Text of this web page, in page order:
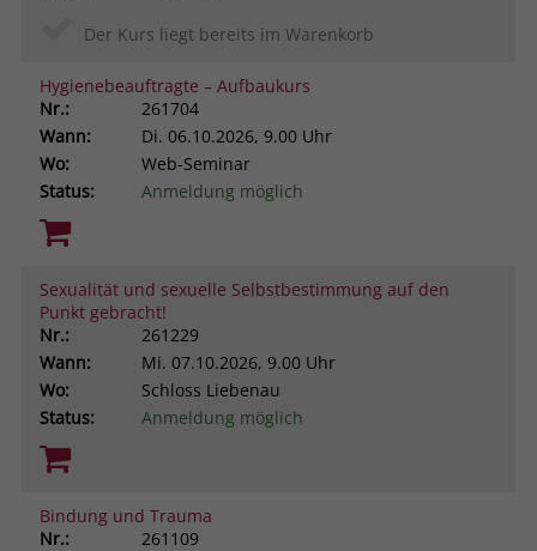
Der Kurs liegt bereits im Warenkorb
Hygienebeauftragte – Aufbaukurs
Nr.:
261704
Wann:
Di. 06.10.2026, 9.00 Uhr
Wo:
Web-Seminar
Status:
Anmeldung möglich
Sexualität und sexuelle Selbstbestimmung auf den
Punkt gebracht!
Nr.:
261229
Wann:
Mi. 07.10.2026, 9.00 Uhr
Wo:
Schloss Liebenau
Status:
Anmeldung möglich
Bindung und Trauma
Nr.:
261109